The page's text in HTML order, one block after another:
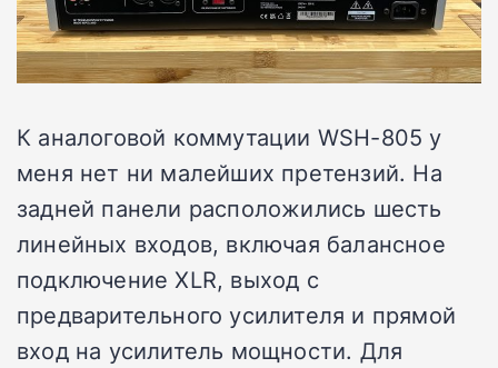
К аналоговой коммутации WSH-805 у
меня нет ни малейших претензий. На
задней панели расположились шесть
линейных входов, включая балансное
подключение XLR, выход с
предварительного усилителя и прямой
вход на усилитель мощности. Для